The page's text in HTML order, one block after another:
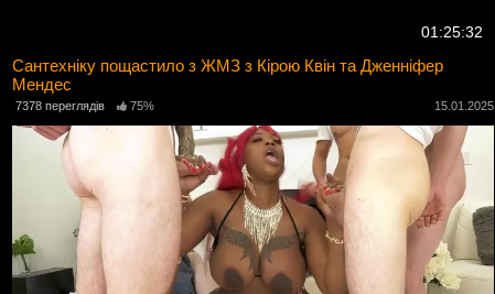
01:25:32
Сантехніку пощастило з ЖМЗ з Кірою Квін та Дженніфер
Мендес
7378 переглядів 75% 15.01.2025